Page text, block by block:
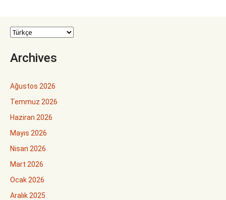
Archives
Ağustos 2026
Temmuz 2026
Haziran 2026
Mayıs 2026
Nisan 2026
Mart 2026
Ocak 2026
Aralık 2025